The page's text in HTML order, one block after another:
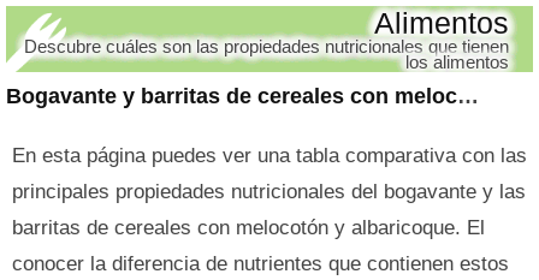
Bogavante y barritas de cereales con melocotón y albaricoque
Alimentos
Descubre cuáles son las propiedades nutricionales que tienen
los alimentos
En esta página puedes ver una tabla comparativa con las
principales propiedades nutricionales del bogavante y las
barritas de cereales con melocotón y albaricoque. El
conocer la diferencia de nutrientes que contienen estos